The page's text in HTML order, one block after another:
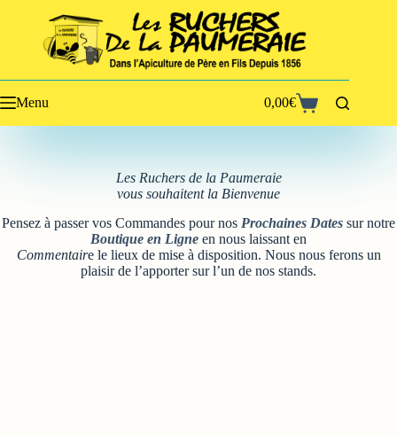
Menu
Panier
d’achat
0,00€
Les Ruchers de la Paumeraie
vous souhaitent la Bienvenue
Pensez à passer vos Commandes pour nos Prochaines Dates sur notre
Boutique en Ligne en nous laissant en
Commentaire le lieux de mise à disposition. Nous nous ferons un
plaisir de l’apporter sur l’un de nos stands.